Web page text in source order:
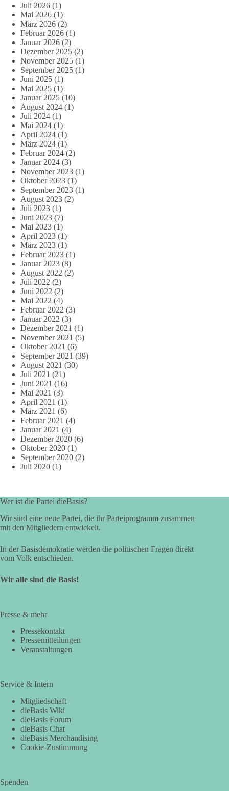
Juli 2026 (1)
Mai 2026 (1)
März 2026 (2)
Februar 2026 (1)
Januar 2026 (2)
Dezember 2025 (2)
November 2025 (1)
September 2025 (1)
Juni 2025 (1)
Mai 2025 (1)
Januar 2025 (10)
August 2024 (1)
Juli 2024 (1)
Mai 2024 (1)
April 2024 (1)
März 2024 (1)
Februar 2024 (2)
Januar 2024 (3)
November 2023 (1)
Oktober 2023 (1)
September 2023 (1)
August 2023 (2)
Juli 2023 (1)
Juni 2023 (7)
Mai 2023 (1)
April 2023 (1)
März 2023 (1)
Februar 2023 (1)
Januar 2023 (8)
August 2022 (2)
Juli 2022 (2)
Juni 2022 (2)
Mai 2022 (4)
Februar 2022 (3)
Januar 2022 (3)
Dezember 2021 (1)
November 2021 (5)
Oktober 2021 (6)
September 2021 (39)
August 2021 (30)
Juli 2021 (21)
Juni 2021 (16)
Mai 2021 (3)
April 2021 (1)
März 2021 (6)
Februar 2021 (4)
Januar 2021 (4)
Dezember 2020 (6)
Oktober 2020 (1)
September 2020 (2)
Juli 2020 (1)
Wer ist die Partei dieBasis?
Wir sind eine neue Partei, die ihr Parteiprogramm zusammen
mit den Mitgliedern entwickelt.
In der Basisdemokratie werden die politischen Fragen direkt
vom Volk entschieden.
Wir alle sind die Basis!
Presse & mehr
Pressekontakt
Pressemitteilungen
Veranstaltungen
Service & Intern
Mitgliedschaft
dieBasis Wiki
dieBasis Forum
dieBasis Chat
dieBasis Merchandising
Cookie-Zustimmung
Spenden